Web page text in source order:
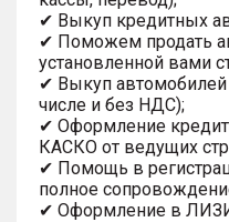
✔ Выкуп кредитных
✔ Поможем продать
установленной вами
✔ Выкуп
числе и без НДС);
✔ Оформление
КАСКО от ведущих
✔ Помощь в
полное
✔ Оформление в